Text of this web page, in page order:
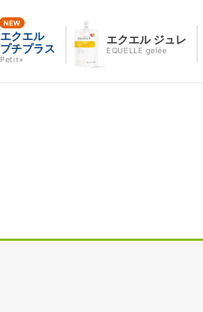
エクエル
プチプラス
Petit+
エクエル ジュレ
EQUELLE gelée